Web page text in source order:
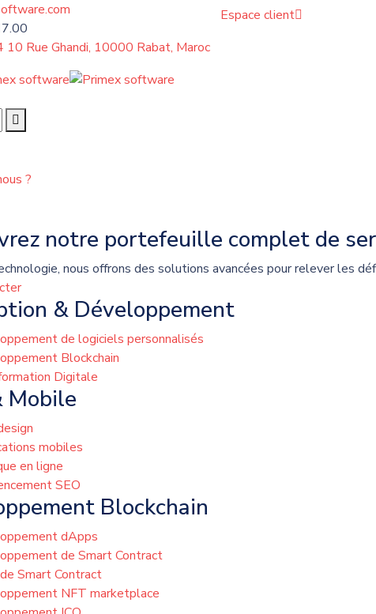
10 Rue Ghandi, 10000 Rabat, Maroc
Espace client
?
notre portefeuille complet de
nous offrons des solutions avancées pour relever les
& Développement
de logiciels personnalisés
Blockchain
Digitale
Mobile
mobiles
en ligne
SEO
Blockchain
dApps
de Smart Contract
Smart Contract
NFT marketplace